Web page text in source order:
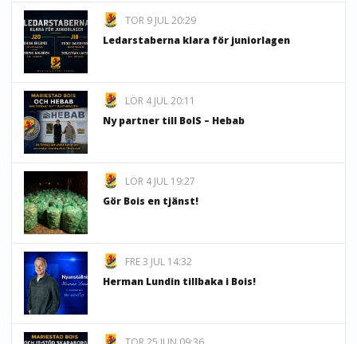
TOR 9 JUL 20:29
Ledarstaberna klara för juniorlagen
LÖR 4 JUL 20:11
Ny partner till BoIS – Hebab
LÖR 4 JUL 19:27
Gör Bois en tjänst!
FRE 3 JUL 14:32
Herman Lundin tillbaka i Bois!